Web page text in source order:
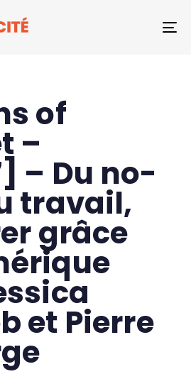
of
–
– Du no-
travail,
grâce
et Pierre